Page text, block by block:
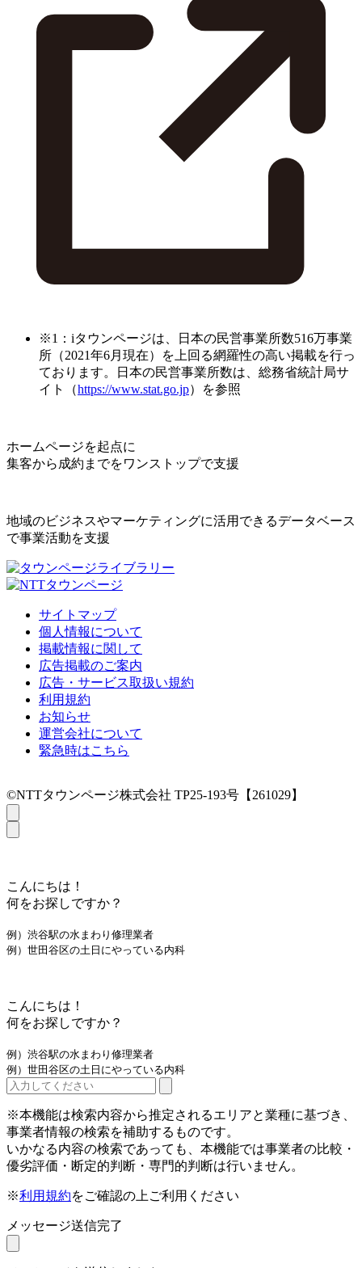
※1：iタウンページは、日本の民営事業所数516万事業
所（2021年6月現在）を上回る網羅性の高い掲載を行っ
ております。日本の民営事業所数は、総務省統計局サ
イト（https://www.stat.go.jp）を参照
ホームページを起点に
集客から成約までをワンストップで支援
地域のビジネスやマーケティングに活用できるデータベース
で事業活動を支援
サイトマップ
個人情報について
掲載情報に関して
広告掲載のご案内
広告・サービス取扱い規約
利用規約
お知らせ
運営会社について
緊急時はこちら
©NTTタウンページ株式会社 TP25-193号【261029】
こんにちは！
何をお探しですか？
例）渋谷駅の水まわり修理業者
例）世田谷区の土日にやっている内科
こんにちは！
何をお探しですか？
例）渋谷駅の水まわり修理業者
例）世田谷区の土日にやっている内科
※本機能は検索内容から推定されるエリアと業種に基づき、
事業者情報の検索を補助するものです。
いかなる内容の検索であっても、本機能では事業者の比較・
優劣評価・断定的判断・専門的判断は行いません。
※利用規約をご確認の上ご利用ください
メッセージ送信完了